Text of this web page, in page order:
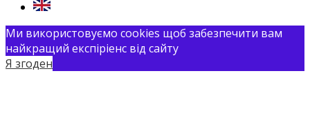
Ми використовуємо cookies щоб забезпечити вам
найкращий експіріенс від сайту
Я згоден